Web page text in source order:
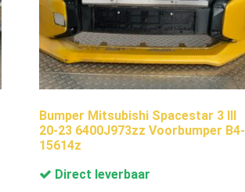
Bumper Mitsubishi Spacestar 3 III
20-23 6400J973zz Voorbumper B4-
15614z
Direct leverbaar